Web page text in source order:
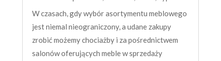
W czasach, gdy wybór asortymentu meblowego
jest niemal nieograniczony, a udane zakupy
zrobić możemy chociażby i za pośrednictwem
salonów oferujących meble w sprzedaży